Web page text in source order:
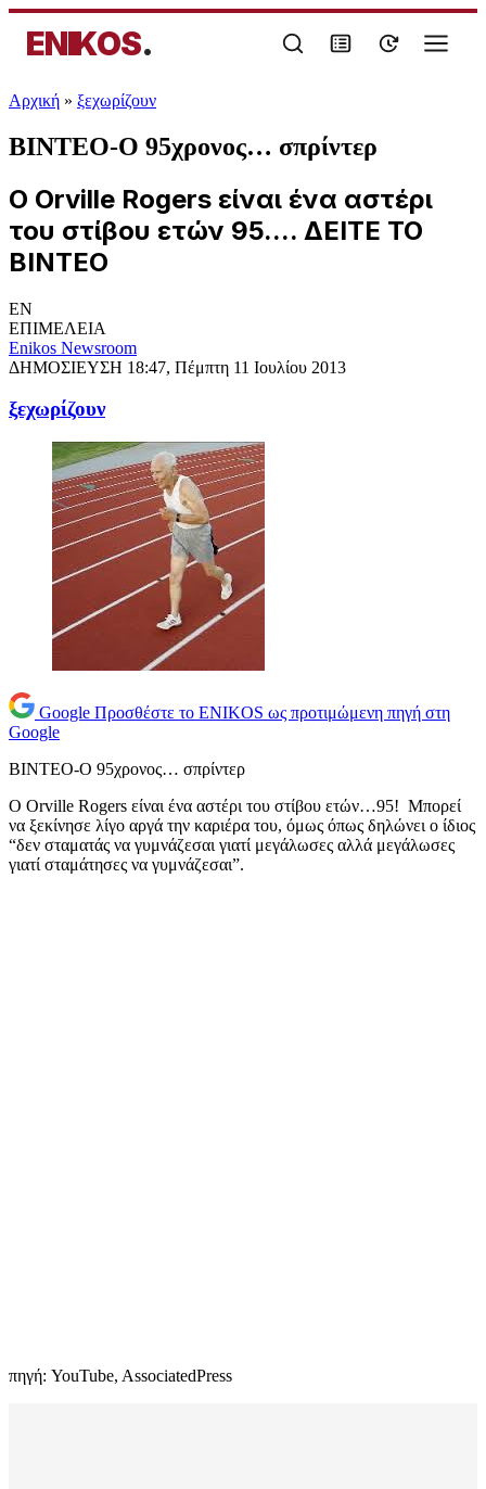
ENIKOS.
Αρχική » ξεχωρίζουν
ΒΙΝΤΕΟ-Ο 95χρονος… σπρίντερ
Ο Orville Rogers είναι ένα αστέρι
του στίβου ετών 95.... ΔΕΙΤΕ ΤΟ
ΒΙΝΤΕΟ
EN
ΕΠΙΜΕΛΕΙΑ
Enikos Newsroom
ΔΗΜΟΣΙΕΥΣΗ 18:47, Πέμπτη 11 Ιουλίου 2013
ξεχωρίζουν
Google Προσθέστε το ENIKOS ως προτιμώμενη πηγή στη
Google
ΒΙΝΤΕΟ-Ο 95χρονος… σπρίντερ
Ο Orville Rogers είναι ένα αστέρι του στίβου ετών…95! Μπορεί
να ξεκίνησε λίγο αργά την καριέρα του, όμως όπως δηλώνει ο ίδιος
“δεν σταματάς να γυμνάζεσαι γιατί μεγάλωσες αλλά μεγάλωσες
γιατί σταμάτησες να γυμνάζεσαι”.
πηγή: YouTube, AssociatedPress